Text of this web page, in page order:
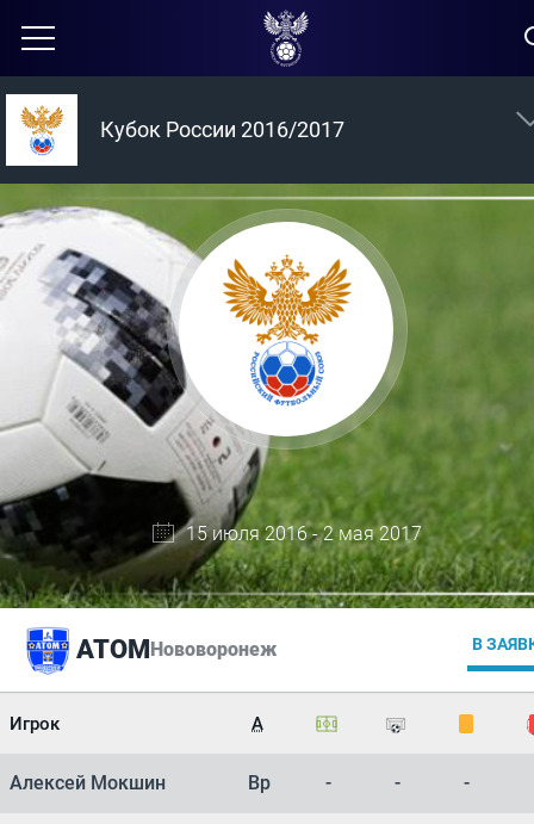
Кубок России 2016/2017
15 июля 2016 - 2 мая 2017
АТОМНововоронеж В
Игрок А
Алексей Мокшин Вр - - -